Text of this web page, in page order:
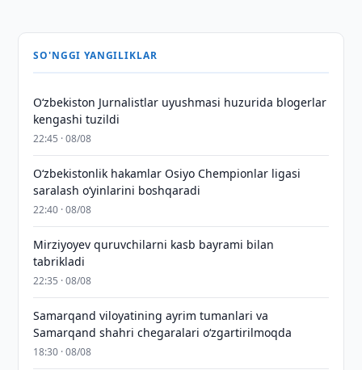
SO'NGGI YANGILIKLAR
O‘zbekiston Jurnalistlar uyushmasi huzurida blogerlar
kengashi tuzildi
22:45 · 08/08
O‘zbekistonlik hakamlar Osiyo Chempionlar ligasi
saralash o‘yinlarini boshqaradi
22:40 · 08/08
Mirziyoyev quruvchilarni kasb bayrami bilan
tabrikladi
22:35 · 08/08
Samarqand viloyatining ayrim tumanlari va
Samarqand shahri chegaralari oʻzgartirilmoqda
18:30 · 08/08